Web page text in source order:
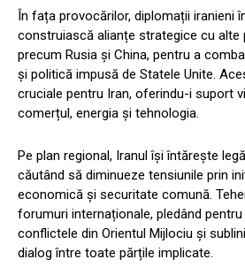
În fața provocărilor, diplomații iranieni
construiască alianțe strategice cu alte
precum Rusia și China, pentru a
și politică impusă de Statele Unite.
cruciale pentru Iran, oferindu-i suport
comerțul, energia și tehnologia.
Pe plan regional, Iranul își întărește
căutând să diminueze tensiunile prin
economică și securitate comună.
forumuri internaționale, pledând
conflictele din Orientul Mijlociu și
dialog între toate părțile implicate.